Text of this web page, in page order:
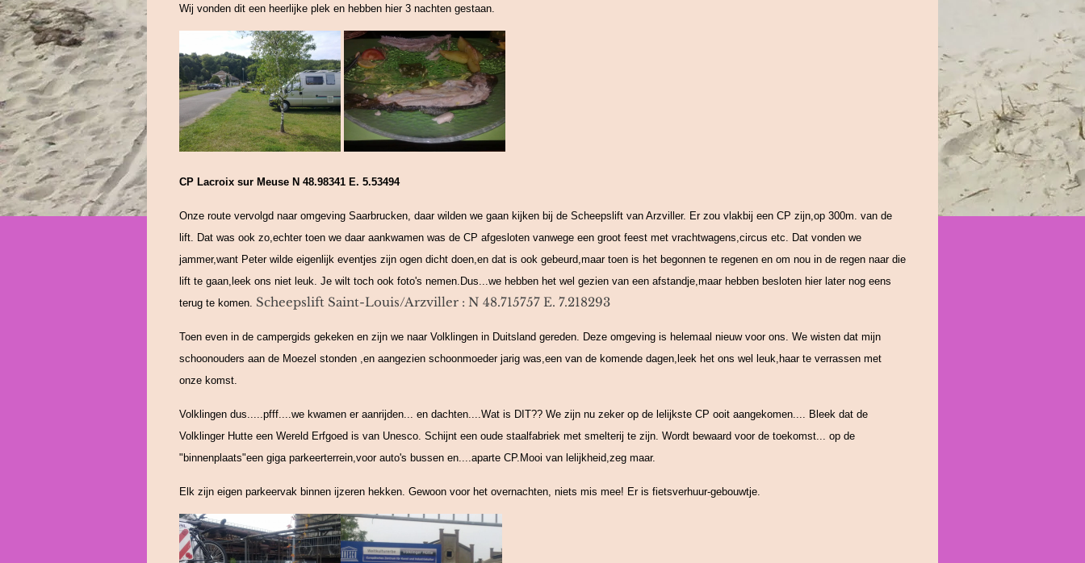
Wij vonden dit een heerlijke plek en hebben hier 3 nachten gestaan.
CP Lacroix sur Meuse N 48.98341 E. 5.53494
Onze route vervolgd naar omgeving Saarbrucken, daar wilden we gaan kijken bij de Scheepslift van Arzviller. Er zou vlakbij een CP zijn,op 300m. van de
lift. Dat was ook zo,echter toen we daar aankwamen was de CP afgesloten vanwege een groot feest met vrachtwagens,circus etc. Dat vonden we
jammer,want Peter wilde eigenlijk eventjes zijn ogen dicht doen,en dat is ook gebeurd,maar toen is het begonnen te regenen en om nou in de regen naar die
lift te gaan,leek ons niet leuk. Je wilt toch ook foto's nemen.Dus...we hebben het wel gezien van een afstandje,maar hebben besloten hier later nog eens
terug te komen. Scheepslift Saint-Louis/Arzviller : N 48.715757 E. 7.218293
Toen even in de campergids gekeken en zijn we naar Volklingen in Duitsland gereden. Deze omgeving is helemaal nieuw voor ons. We wisten dat mijn
schoonouders aan de Moezel stonden ,en aangezien schoonmoeder jarig was,een van de komende dagen,leek het ons wel leuk,haar te verrassen met
onze komst.
Volklingen dus.....pfff....we kwamen er aanrijden... en dachten....Wat is DIT?? We zijn nu zeker op de lelijkste CP ooit aangekomen.... Bleek dat de
Volklinger Hutte een Wereld Erfgoed is van Unesco. Schijnt een oude staalfabriek met smelterij te zijn. Wordt bewaard voor de toekomst... op de
"binnenplaats"een giga parkeerterrein,voor auto's bussen en....aparte CP.Mooi van lelijkheid,zeg maar.
Elk zijn eigen parkeervak binnen ijzeren hekken. Gewoon voor het overnachten, niets mis mee! Er is fietsverhuur-gebouwtje.